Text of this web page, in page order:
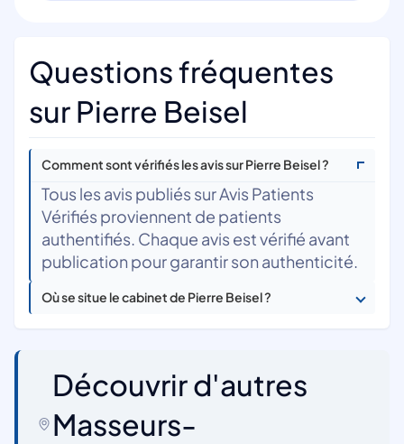
Questions fréquentes
sur Pierre Beisel
Comment sont vérifiés les avis sur Pierre Beisel ?
Tous les avis publiés sur Avis Patients
Vérifiés proviennent de patients
authentifiés. Chaque avis est vérifié avant
publication pour garantir son authenticité.
Où se situe le cabinet de Pierre Beisel ?
Découvrir d'autres
Masseurs-